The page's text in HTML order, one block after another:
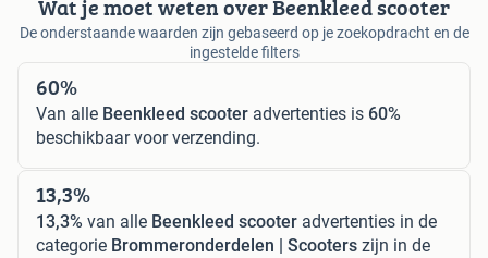
Wat je moet weten over Beenkleed scooter
De onderstaande waarden zijn gebaseerd op je zoekopdracht en de
ingestelde filters
60%
Van alle Beenkleed scooter advertenties is 60%
beschikbaar voor verzending.
13,3%
13,3% van alle Beenkleed scooter advertenties in de
categorie Brommeronderdelen | Scooters zijn in de